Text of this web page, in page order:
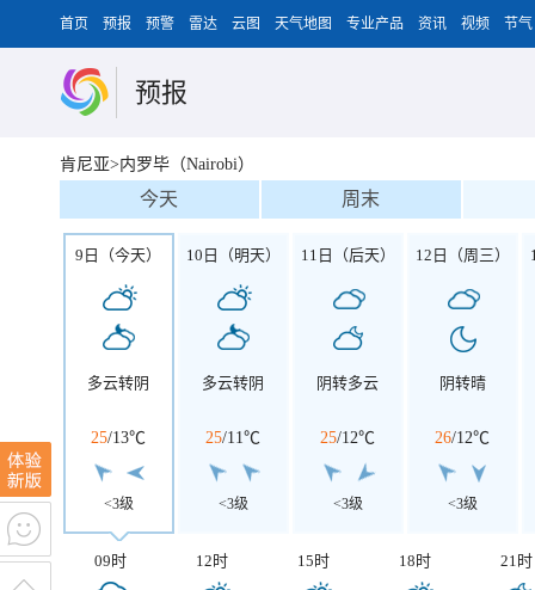
首页 预报 预警 雷达 云图 天气地图 专业产品 资讯 视频 节气
预报
肯尼亚>内罗毕（Nairobi）
今天 周末
9日（今天）
多云转阴
25/13℃
<3级
10日（明天）
多云转阴
25/11℃
<3级
11日（后天）
阴转多云
25/12℃
<3级
12日（周三）
阴转晴
26/12℃
<3级
09时 12时 15时 18时 21时